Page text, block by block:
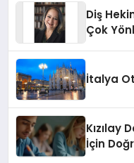
Diş
Çok
İtalya
Kızılay
İçin